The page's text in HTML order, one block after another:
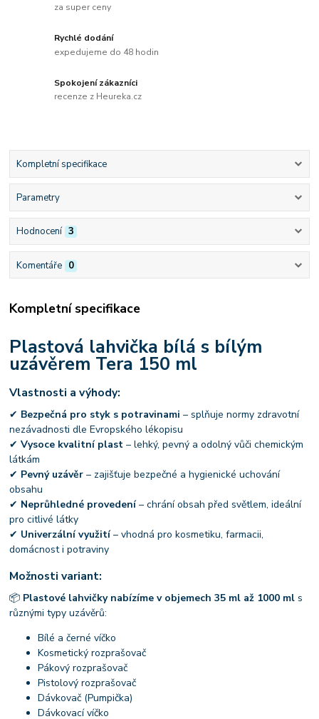
za super ceny
Rychlé dodání
expedujeme do 48 hodin
Spokojení zákazníci
recenze z Heureka.cz
Kompletní specifikace
Parametry
Hodnocení 3
Komentáře 0
Kompletní specifikace
Plastová lahvička bílá s bílým
uzávěrem Tera 150 ml
Vlastnosti a výhody:
✔ Bezpečná pro styk s potravinami – splňuje normy zdravotní
nezávadnosti dle Evropského lékopisu
✔Vysoce kvalitní plast – lehký, pevný a odolný vůči chemickým
látkám
✔ Pevný uzávěr – zajišťuje bezpečné a hygienické uchování
obsahu
✔ Neprůhledné provedení– chrání obsah před světlem, ideální
pro citlivé látky
✔ Univerzální využití– vhodná pro kosmetiku, farmacii,
domácnost i potraviny
Možnosti variant:
📦 Plastové lahvičky nabízíme v objemech 35 ml až 1000 ml s
různými typy uzávěrů:
Bílé a černé víčko
Kosmetický rozprašovač
Pákový rozprašovač
Pistolový rozprašovač
Dávkovač (Pumpička)
Dávkovací víčko